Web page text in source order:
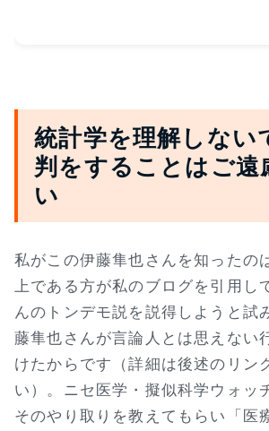
統計学を理解しない
判をすることはご遠
い
私がこの伊藤隼也さんを知ったの
上である方が私のブログを引用し
んのトンデモ説を説得しようと試
藤隼也さんが言論人とは思えない
けたからです（詳細は後述のリン
い）。ニセ医学・擬似科学ウォッ
そのやり取りを教えてもらい「医